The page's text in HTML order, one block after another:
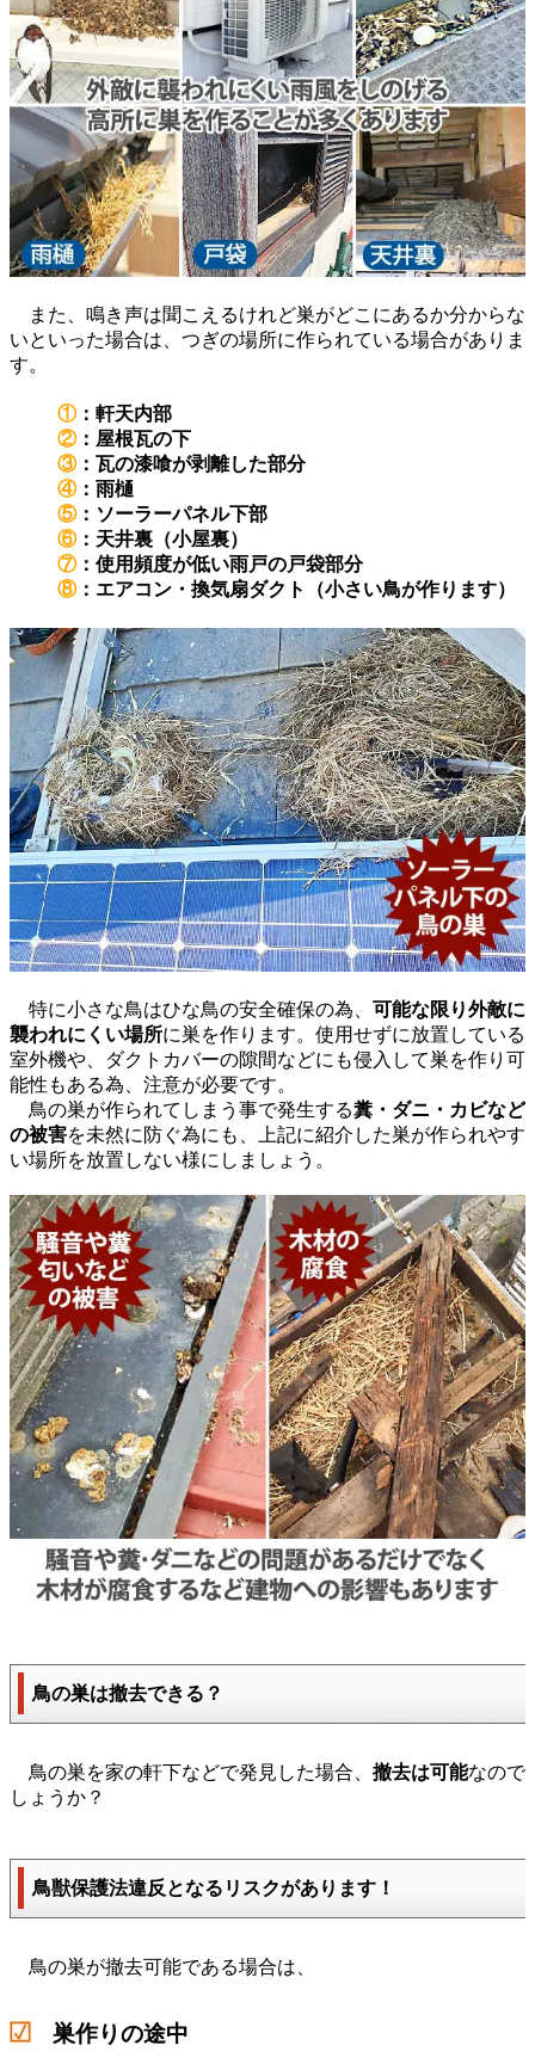
また、鳴き声は聞こえるけれど巣がどこにあるか分からな
いといった場合は、つぎの場所に作られている場合がありま
す。
①：軒天内部
②：屋根瓦の下
③：瓦の漆喰が剥離した部分
④：雨樋
⑤：ソーラーパネル下部
⑥：天井裏（小屋裏）
⑦：使用頻度が低い雨戸の戸袋部分
⑧：エアコン・換気扇ダクト（小さい鳥が作ります）
特に小さな鳥はひな鳥の安全確保の為、 可能な限り外敵に
襲われにくい場所に巣を作ります。使用せずに放置している
室外機や、ダクトカバーの隙間などにも侵入して巣を作り可
能性もある為、注意が必要です。
鳥の巣が作られてしまう事で発生する糞・ダニ・カビなど
の被害を未然に防ぐ為にも、上記に紹介した巣が作られやす
い場所を放置しない様にしましょう。
鳥の巣は撤去できる？
鳥の巣を家の軒下などで発見した場合、 撤去は可能なので
しょうか？
鳥獣保護法違反となるリスクがあります！
鳥の巣が撤去可能である場合は、
巣作りの途中